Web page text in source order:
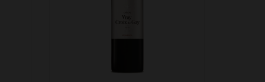
Vous pouvez retrouvez les
à la vente : Château
Ferrand, Château Gazin, Château
Château la Croix du Casse,
Rouget, Château Taillefer,